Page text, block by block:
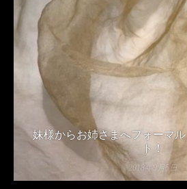
妹様からお姉さまへフォーマ
ト！
2018年9月5日